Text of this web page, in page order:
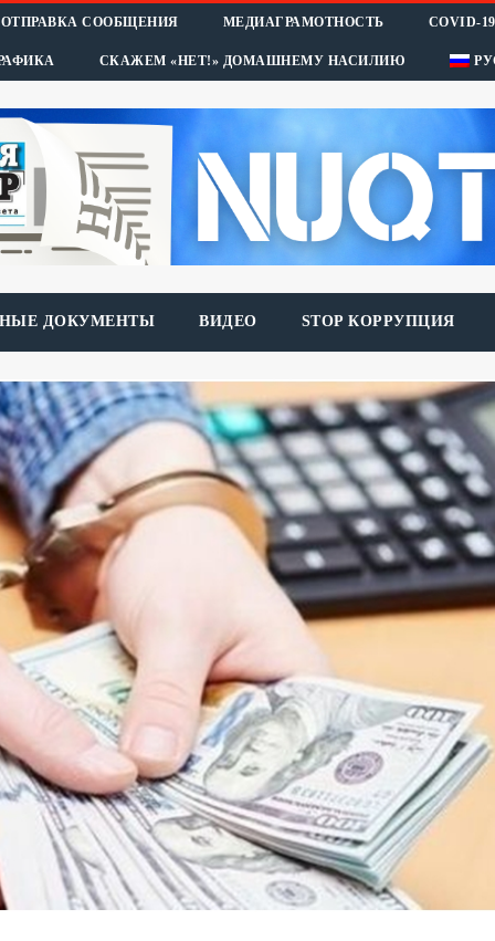
ОТПРАВКА СООБЩЕНИЯ МЕДИАГРАМОТНОСТЬ COVID-19
СКАЖЕМ «НЕТ!» ДОМАШНЕМУ НАСИЛИЮ
ДОКУМЕНТЫ ВИДЕО STOP КОРРУПЦИЯ